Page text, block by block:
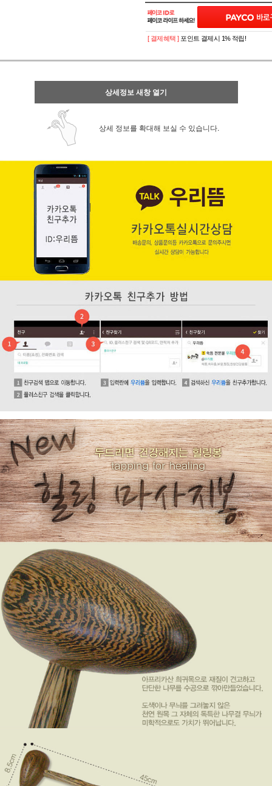
[ 결제혜택 ] 포인트 결제시 1% 적립!
상세정보 새창 열기
상세 정보를 확대해 보실 수 있습니다.